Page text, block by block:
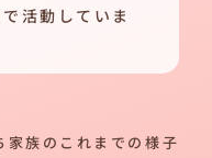
活動していま
家族のこれまでの様子